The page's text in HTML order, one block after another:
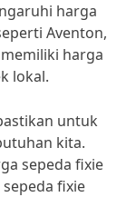
harga
Aventon,
harga
lokal.
untuk
kita.
sepeda fixie
fixie